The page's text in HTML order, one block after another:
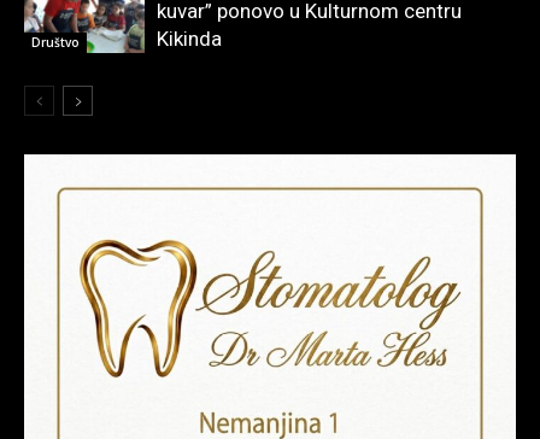
Društvo
kuvar” ponovo u Kulturnom centru
Kikinda